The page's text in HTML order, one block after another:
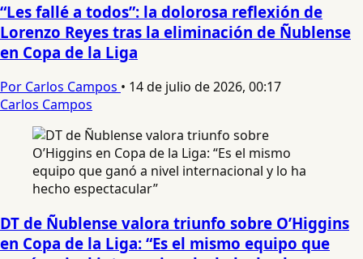
“Les fallé a todos”: la dolorosa reflexión de
Lorenzo Reyes tras la eliminación de Ñublense
en Copa de la Liga
Por Carlos Campos • 14 de julio de 2026, 00:17
Carlos Campos
DT de Ñublense valora triunfo sobre O’Higgins
en Copa de la Liga: “Es el mismo equipo que